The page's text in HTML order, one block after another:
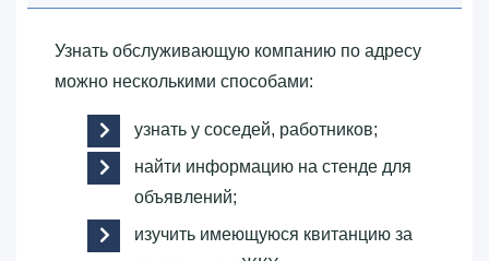
Узнать обслуживающую компанию по адресу
можно несколькими способами:
узнать у соседей, работников;
найти информацию на стенде для
объявлений;
изучить имеющуюся квитанцию за